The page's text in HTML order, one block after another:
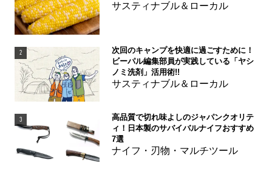
サスティナブル＆ローカル
2
次回のキャンプを快適に過ごすために！
ビーパル編集部員が実践している「ヤシ
ノミ洗剤」活用術!!
サスティナブル＆ローカル
3
高品質で切れ味よしのジャパンクオリテ
ィ！日本製のサバイバルナイフおすすめ
7選
ナイフ・刃物・マルチツール